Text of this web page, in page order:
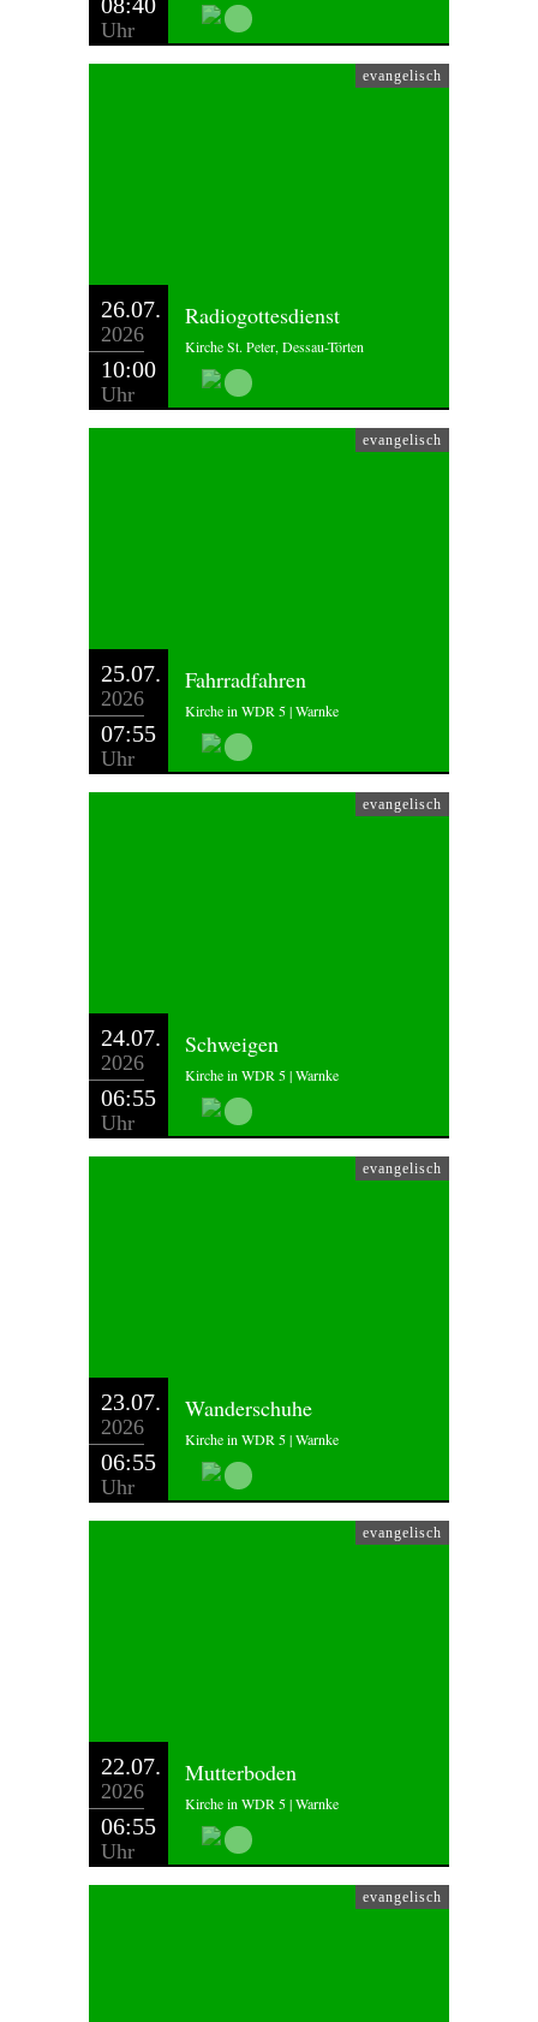
Uhr
evangelisch
26.07.
2026
10:00
Uhr
Radiogottesdienst
Kirche St. Peter, Dessau-Törten
evangelisch
25.07.
2026
07:55
Uhr
Fahrradfahren
Kirche in WDR 5 | Warnke
evangelisch
24.07.
2026
06:55
Uhr
Schweigen
Kirche in WDR 5 | Warnke
evangelisch
23.07.
2026
06:55
Uhr
Wanderschuhe
Kirche in WDR 5 | Warnke
evangelisch
22.07.
2026
06:55
Uhr
Mutterboden
Kirche in WDR 5 | Warnke
evangelisch